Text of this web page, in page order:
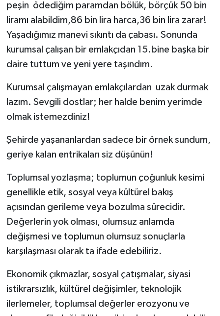
peşin ödediğim paramdan bölük, börçük 50 bin
liramı alabildim,86 bin lira harca,36 bin lira zarar!
Yaşadığımız manevi sıkıntı da çabası. Sonunda
kurumsal çalışan bir emlakçıdan 15.bine başka bir
daire tuttum ve yeni yere taşındım.
Kurumsal çalışmayan emlakçılardan uzak durmak
lazım. Sevgili dostlar; her halde benim yerimde
olmak istemezdiniz!
Şehirde yaşananlardan sadece bir örnek sundum,
geriye kalan entrikaları siz düşünün!
Toplumsal yozlaşma; toplumun çoğunluk kesimi
genellikle etik, sosyal veya kültürel bakış
açısından gerileme veya bozulma sürecidir.
Değerlerin yok olması, olumsuz anlamda
değişmesi ve toplumun olumsuz sonuçlarla
karşılaşması olarak ta ifade edebiliriz.
Ekonomik çıkmazlar, sosyal çatışmalar, siyasi
istikrarsızlık, kültürel değişimler, teknolojik
ilerlemeler, toplumsal değerler erozyonu ve